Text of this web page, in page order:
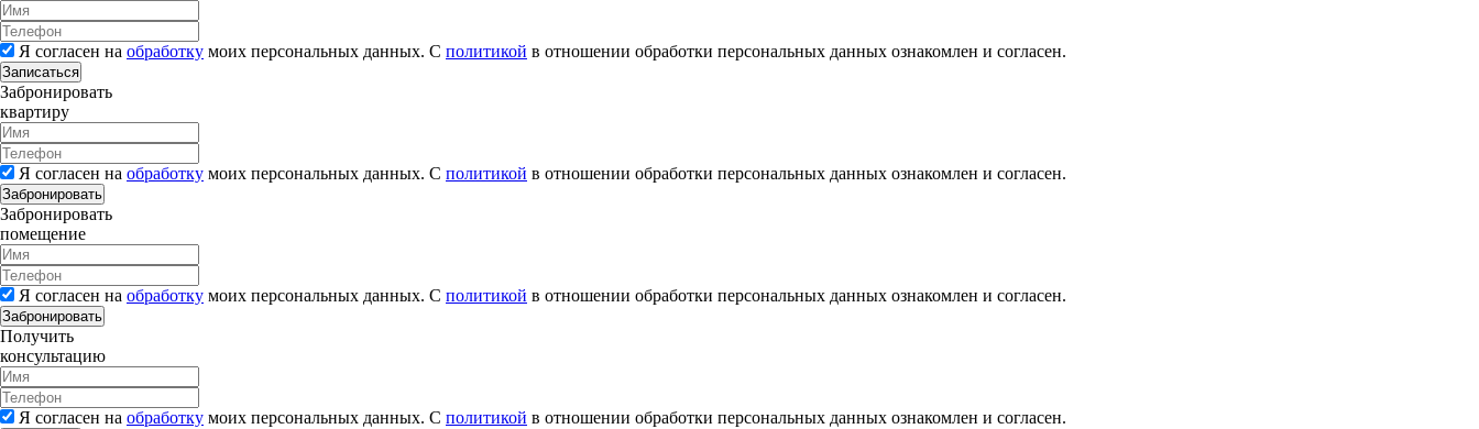
Я согласен на обработку моих персональных данных. С политикой в отношении обработки персональных данных ознакомлен и согласен.
Записаться
Забронировать
квартиру
Я согласен на обработку моих персональных данных. С политикой в отношении обработки персональных данных ознакомлен и согласен.
Забронировать
Забронировать
помещение
Я согласен на обработку моих персональных данных. С политикой в отношении обработки персональных данных ознакомлен и согласен.
Забронировать
Получить
консультацию
Я согласен на обработку моих персональных данных. С политикой в отношении обработки персональных данных ознакомлен и согласен.